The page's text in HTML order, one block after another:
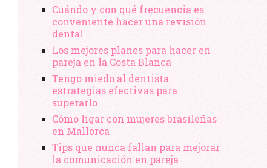
Cuándo y con qué frecuencia es
conveniente hacer una revisión
dental
Los mejores planes para hacer en
pareja en la Costa Blanca
Tengo miedo al dentista:
estrategias efectivas para
superarlo
Cómo ligar con mujeres brasileñas
en Mallorca
Tips que nunca fallan para mejorar
la comunicación en pareja